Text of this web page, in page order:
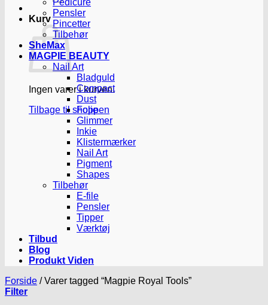
Kurv
Ingen varer i kurven.
Tilbage til shoppen
Pedicure
Pensler
Pincetter
Tilbehør
SheMax
MAGPIE BEAUTY
Nail Art
Bladguld
Compact
Dust
Folie
Glimmer
Inkie
Klistermærker
Nail Art
Pigment
Shapes
Tilbehør
E-file
Pensler
Tipper
Værktøj
Tilbud
Blog
Produkt Viden
Forside /Varer tagged “Magpie Royal Tools”
Filter